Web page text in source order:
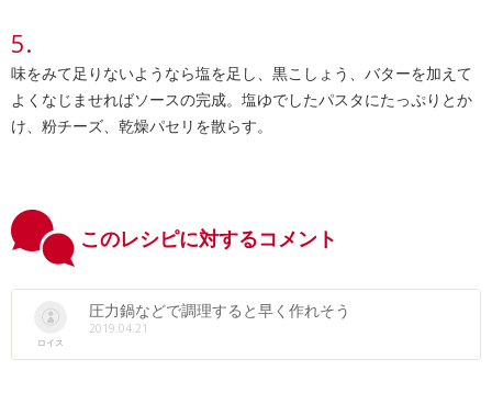
味をみて足りないようなら塩を足し、黒こしょう、バターを加えて
よくなじませればソースの完成。塩ゆでしたパスタにたっぷりとか
け、粉チーズ、乾燥パセリを散らす。
このレシピに対するコメント
ロイス
圧力鍋などで調理すると早く作れそう
2019.04.21